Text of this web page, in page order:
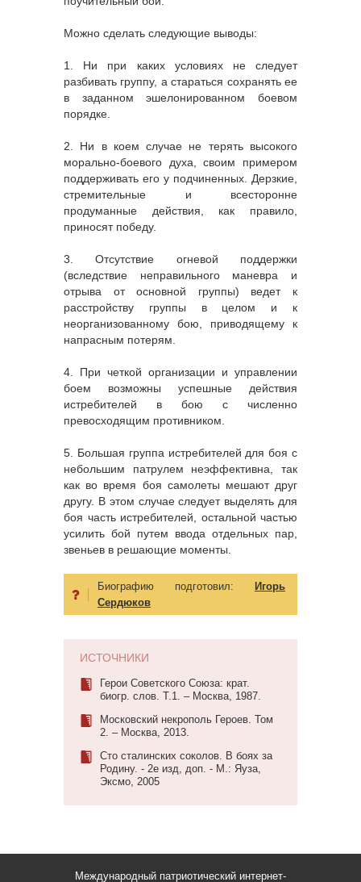
Можно сделать следующие выводы:
1. Ни при каких условиях не следует
разбивать группу, а стараться сохранять ее
в заданном эшелонированном боевом
порядке.
2. Ни в коем случае не терять высокого
морально-боевого духа, своим примером
поддерживать его у подчиненных. Дерзкие,
стремительные и всесторонне
продуманные действия, как правило,
приносят победу.
3. Отсутствие огневой поддержки
(вследствие неправильного маневра и
отрыва от основной группы) ведет к
расстройству группы в целом и к
неорганизованному бою, приводящему к
напрасным потерям.
4. При четкой организации и управлении
боем возможны успешные действия
истребителей в бою с численно
превосходящим противником.
5. Большая группа истребителей для боя с
небольшим патрулем неэффективна, так
как во время боя самолеты мешают друг
другу. В этом случае следует выделять для
боя часть истребителей, остальной частью
усилить бой путем ввода отдельных пар,
звеньев в решающие моменты.
Биографию подготовил:
Игорь
Сердюков
ИСТОЧНИКИ
Герои Советского Союза: крат.
биогр. слов. Т.1. – Москва, 1987.
Московский некрополь Героев. Том
2. – Москва, 2013.
Сто сталинских соколов. В боях за
Родину. - 2е изд, доп. - М.: Яуза,
Эксмо, 2005
Международный патриотический интернет-